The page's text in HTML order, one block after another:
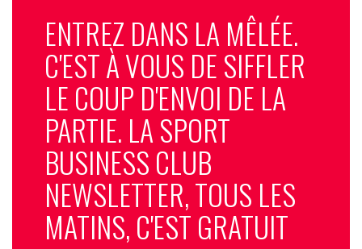
ENTREZ DANS LA MÊLÉE.
C'EST À VOUS DE SIFFLER
LE COUP D'ENVOI DE LA
PARTIE. LA SPORT
BUSINESS CLUB
NEWSLETTER, TOUS LES
MATINS, C'EST GRATUIT